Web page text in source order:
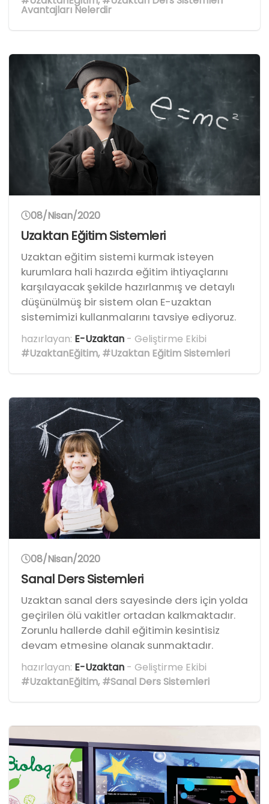
Avantajları Nelerdir
08/Nisan/2020
Uzaktan Eğitim Sistemleri
Uzaktan eğitim sistemi kurmak isteyen
kurumlara hali hazırda eğitim ihtiyaçlarını
karşılayacak şekilde hazırlanmış ve detaylı
düşünülmüş bir sistem olan E-uzaktan
sistemimizi kullanmalarını tavsiye ediyoruz.
hazırlayan: E-Uzaktan - Geliştirme Ekibi
#UzaktanEğitim,#Uzaktan Eğitim Sistemleri
08/Nisan/2020
Sanal Ders Sistemleri
Uzaktan sanal ders sayesinde ders için yolda
geçirilen ölü vakitler ortadan kalkmaktadır.
Zorunlu hallerde dahil eğitimin kesintisiz
devam etmesine olanak sunmaktadır.
hazırlayan: E-Uzaktan - Geliştirme Ekibi
#UzaktanEğitim,#Sanal Ders Sistemleri